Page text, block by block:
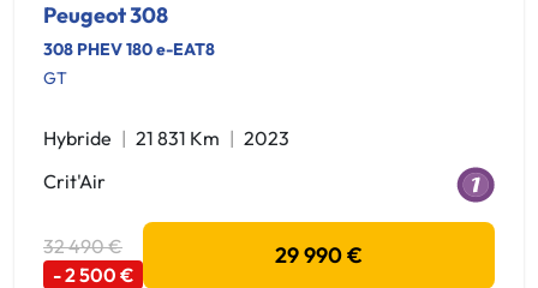
Peugeot 308
308 PHEV 180 e-EAT8
GT
Hybride 21 831 Km
2023
Crit'Air
32 490 €
- 2 500 €
29 990 €